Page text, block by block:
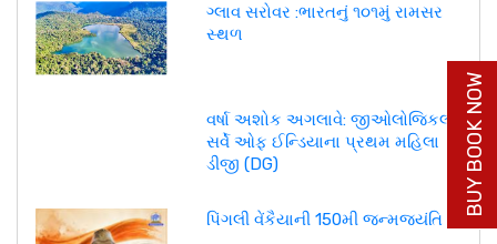
ગ્લાવ સરોવર :ભારતનું ૧૦૧મું રામસર
સ્થળ
વર્ષા અશોક અગલાવે: જીઓલોજિકલ
સર્વે ઓફ ઈન્ડિયાના પ્રથમ મહિલા
ડીજી (DG)
પિંગલી વેંકૈયાની 150મી જન્મજયંતિ
BUY BOOK NOW